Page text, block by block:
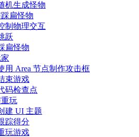
机生成怪物
扁怪物
制物理交互
跃
扁怪物
用 Area 节点制作攻击框
束游戏
码检查点
玩
建 UI 主题
踪得分
玩游戏